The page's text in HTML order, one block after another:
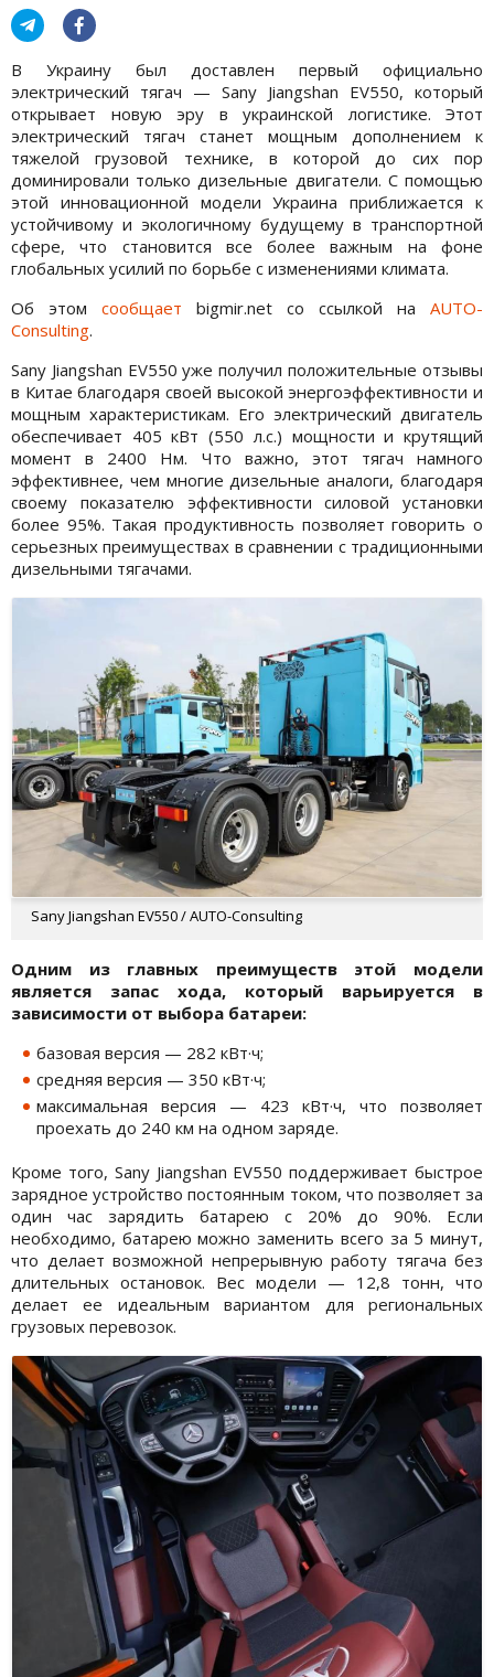
В Украину был доставлен первый официально
электрический тягач — Sany Jiangshan EV550, который
открывает новую эру в украинской логистике. Этот
электрический тягач станет мощным дополнением к
тяжелой грузовой технике, в которой до сих пор
доминировали только дизельные двигатели. С помощью
этой инновационной модели Украина приближается к
устойчивому и экологичному будущему в транспортной
сфере, что становится все более важным на фоне
глобальных усилий по борьбе с изменениями климата.
Об этом сообщает bigmir.net со ссылкой на AUTO-
Consulting.
Sany Jiangshan EV550 уже получил положительные отзывы
в Китае благодаря своей высокой энергоэффективности и
мощным характеристикам. Его электрический двигатель
обеспечивает 405 кВт (550 л.с.) мощности и крутящий
момент в 2400 Нм. Что важно, этот тягач намного
эффективнее, чем многие дизельные аналоги, благодаря
своему показателю эффективности силовой установки
более 95%. Такая продуктивность позволяет говорить о
серьезных преимуществах в сравнении с традиционными
дизельными тягачами.
Sany Jiangshan EV550 / AUTO-Consulting
Одним из главных преимуществ этой модели
является запас хода, который варьируется в
зависимости от выбора батареи:
базовая версия — 282 кВт·ч;
средняя версия — 350 кВт·ч;
максимальная версия — 423 кВт·ч, что позволяет
проехать до 240 км на одном заряде.
Кроме того, Sany Jiangshan EV550 поддерживает быстрое
зарядное устройство постоянным током, что позволяет за
один час зарядить батарею с 20% до 90%. Если
необходимо, батарею можно заменить всего за 5 минут,
что делает возможной непрерывную работу тягача без
длительных остановок. Вес модели — 12,8 тонн, что
делает ее идеальным вариантом для региональных
грузовых перевозок.